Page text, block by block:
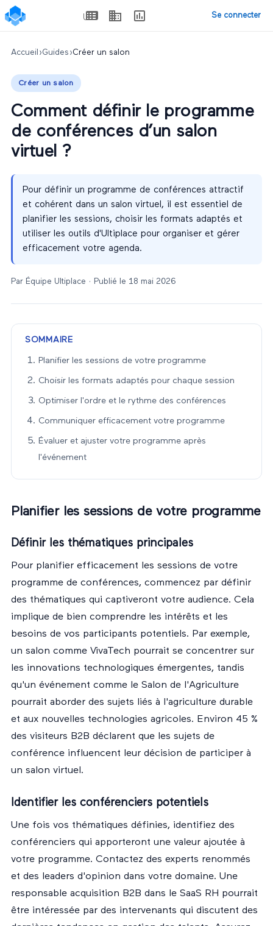
Se connecter
Accueil ›Guides ›Créer un salon
Créer un salon
Comment définir le programme
de conférences d’un salon
virtuel ?
Pour définir un programme de conférences attractif
et cohérent dans un salon virtuel, il est essentiel de
planifier les sessions, choisir les formats adaptés et
utiliser les outils d'Ultiplace pour organiser et gérer
efficacement votre agenda.
Par Équipe Ultiplace · Publié le 18 mai 2026
SOMMAIRE
Planifier les sessions de votre programme
Choisir les formats adaptés pour chaque session
Optimiser l'ordre et le rythme des conférences
Communiquer efficacement votre programme
Évaluer et ajuster votre programme après
l'événement
Planifier les sessions de votre programme
Définir les thématiques principales
Pour planifier efficacement les sessions de votre
programme de conférences, commencez par définir
des thématiques qui captiveront votre audience. Cela
implique de bien comprendre les intérêts et les
besoins de vos participants potentiels. Par exemple,
un salon comme VivaTech pourrait se concentrer sur
les innovations technologiques émergentes, tandis
qu'un événement comme le Salon de l'Agriculture
pourrait aborder des sujets liés à l'agriculture durable
et aux nouvelles technologies agricoles. Environ 45 %
des visiteurs B2B déclarent que les sujets de
conférence influencent leur décision de participer à
un salon virtuel.
Identifier les conférenciers potentiels
Une fois vos thématiques définies, identifiez des
conférenciers qui apporteront une valeur ajoutée à
votre programme. Contactez des experts renommés
et des leaders d'opinion dans votre domaine. Une
responsable acquisition B2B dans le SaaS RH pourrait
être intéressée par des intervenants qui discutent des